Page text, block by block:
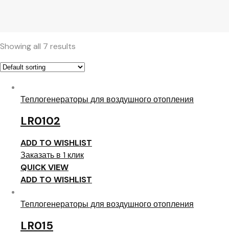
Showing all 7 results
Теплогенераторы для воздушного отопления
LR0102
ADD TO WISHLIST
Заказать в 1 клик
QUICK VIEW
ADD TO WISHLIST
Теплогенераторы для воздушного отопления
LR015